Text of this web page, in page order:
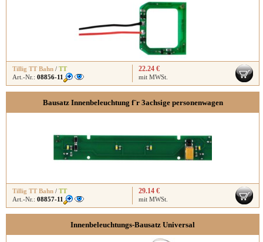
Tillig TT Bahn / TT
Art.-Nr.: 08856-11
22.24 €
mit MWSt.
Bausatz Innenbeleuchtung f¨r 3achsige personenwagen
Tillig TT Bahn / TT
Art.-Nr.: 08857-11
29.14 €
mit MWSt.
Innenbeleuchtungs-Bausatz Universal